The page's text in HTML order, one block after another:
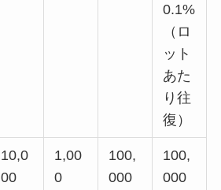
0.1%
（ロ
ット
あた
り往
復）
10,0
00
1,00
0
100,
000
100,
000